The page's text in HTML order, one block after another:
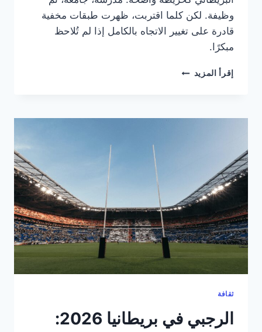
وظيفة. لكن كلما اقتربت، ظهرت طبقات مخفية
قادرة على تغيير الاتجاه بالكامل إذا لم تُلاحظ
مبكرًا.
إقرأ المزيد نظام
المتحدة
أحد
عن
المدارس
والجامعات
البريطانية
ثقافة
الرجبي في بريطانيا 2026: